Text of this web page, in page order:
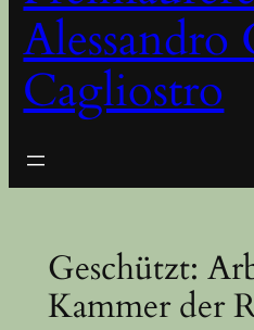
Alessandro
Cagliostro
Geschützt:
Kammer der